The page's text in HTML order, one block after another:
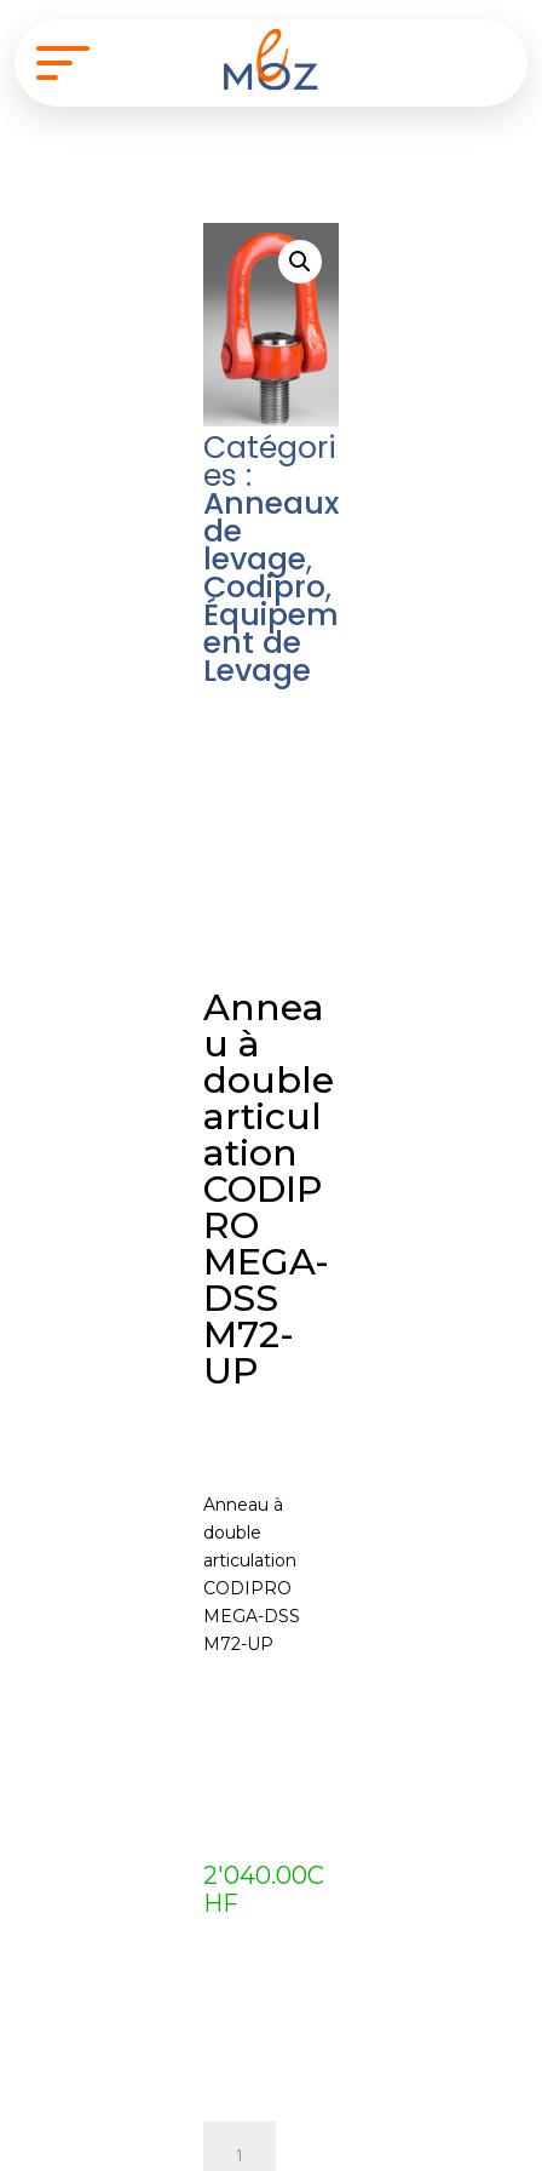
Catégori
es :
Anneaux
de
levage,
Codipro,
Équipem
ent de
Levage
Annea
u à
double
articul
ation
CODIP
RO
MEGA-
DSS
M72-
UP
Anneau à
double
articulation
CODIPRO
MEGA-DSS
M72-UP
2'040.00C
HF